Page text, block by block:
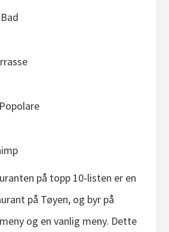
på topp 10-listen er en
på Tøyen, og byr på
og en vanlig meny. Dette